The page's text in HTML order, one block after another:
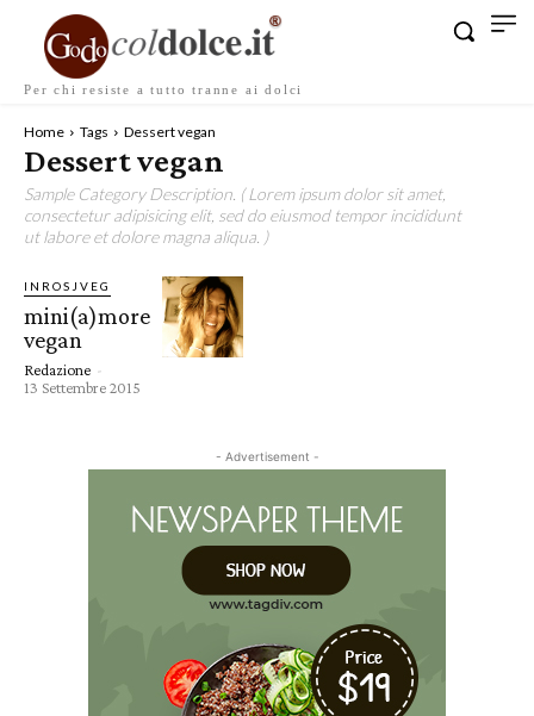
Per chi resiste a tutto tranne ai dolci
Home Tags Dessert vegan
Dessert vegan
Sample Category Description. ( Lorem ipsum dolor sit amet,
consectetur adipisicing elit, sed do eiusmod tempor incididunt
ut labore et dolore magna aliqua. )
INROSJVEG
mini(a)more
vegan
Redazione -
13 Settembre 2015
- Advertisement -